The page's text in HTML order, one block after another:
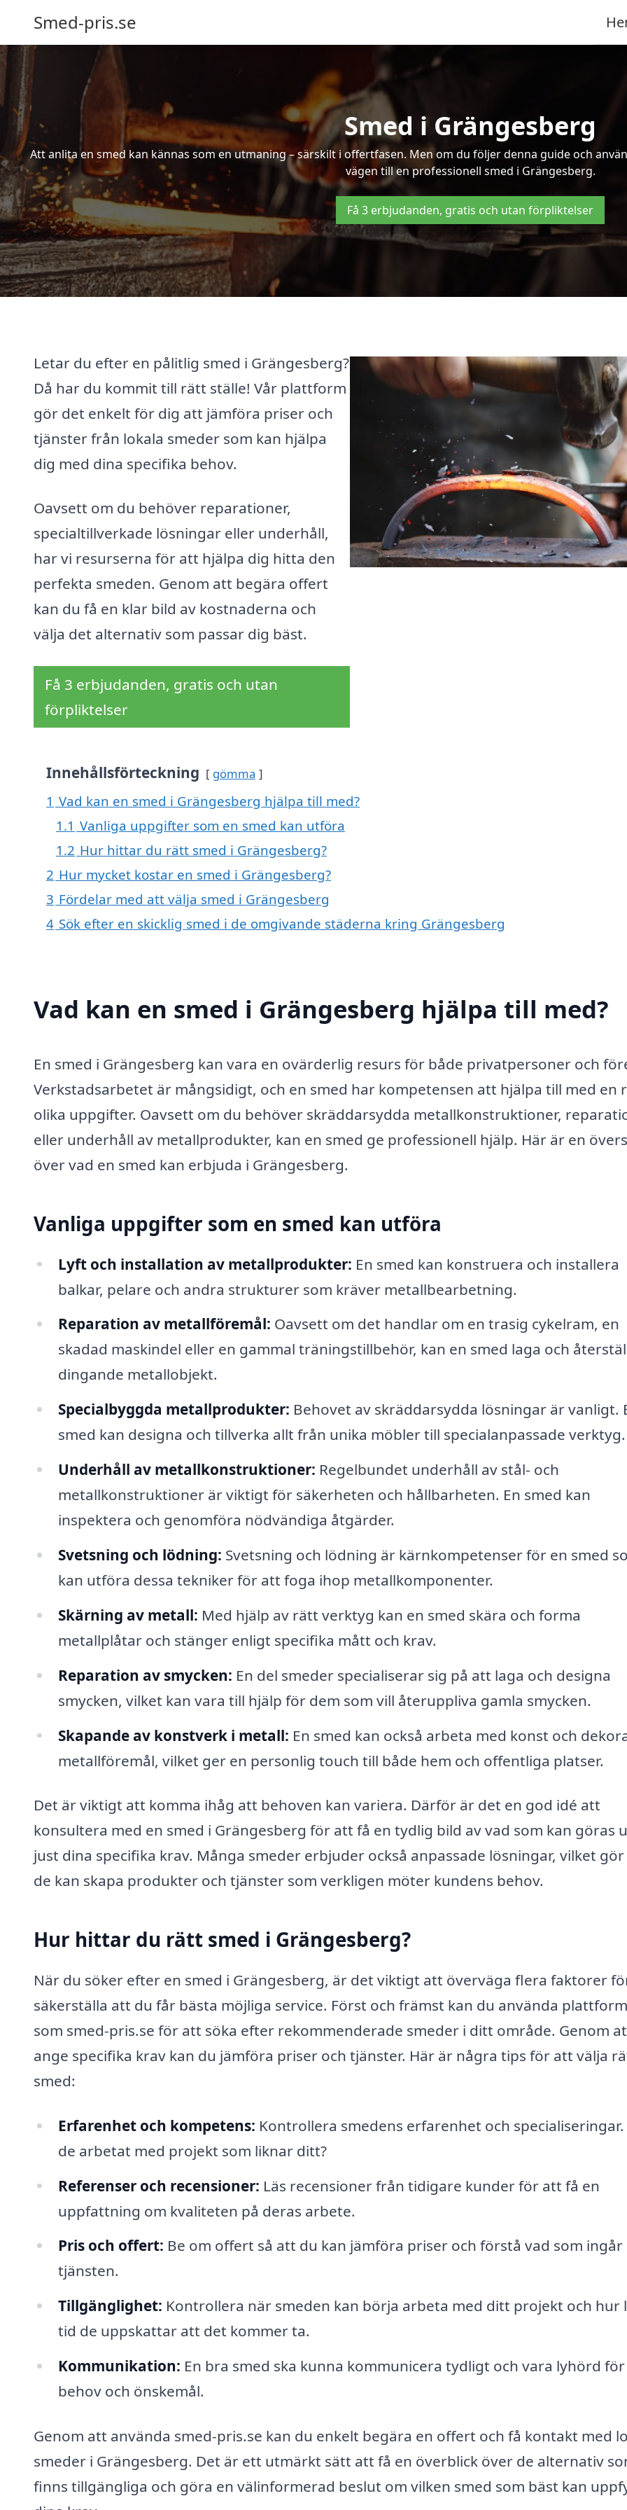
Smed-pris.se
Smed i Grängesberg
Att anlita en smed kan kännas som en utmaning – särskilt i offertfasen. Men om du följer denna guide och
vägen till en professionell smed i Grängesberg.
Få 3 erbjudanden, gratis och utan förpliktelser
Letar du efter en pålitlig smed i Grängesberg?
Då har du kommit till rätt ställe! Vår plattform
gör det enkelt för dig att jämföra priser och
tjänster från lokala smeder som kan hjälpa
dig med dina specifika behov.
Oavsett om du behöver reparationer,
specialtillverkade lösningar eller underhåll,
har vi resurserna för att hjälpa dig hitta den
perfekta smeden. Genom att begära offert
kan du få en klar bild av kostnaderna och
välja det alternativ som passar dig bäst.
Få 3 erbjudanden, gratis och utan
förpliktelser
Innehållsförteckning gömma
1 Vad kan en smed i Grängesberg hjälpa till med?
1.1 Vanliga uppgifter som en smed kan utföra
1.2 Hur hittar du rätt smed i Grängesberg?
2 Hur mycket kostar en smed i Grängesberg?
3 Fördelar med att välja smed i Grängesberg
4 Sök efter en skicklig smed i de omgivande städerna kring Grängesberg
Vad kan en smed i Grängesberg hjälpa till med?
En smed i Grängesberg kan vara en ovärderlig resurs för både privatpersoner och
Verkstadsarbetet är mångsidigt, och en smed har kompetensen att hjälpa till med en
olika uppgifter. Oavsett om du behöver skräddarsydda metallkonstruktioner,
eller underhåll av metallprodukter, kan en smed ge professionell hjälp. Här är en
över vad en smed kan erbjuda i Grängesberg.
Vanliga uppgifter som en smed kan utföra
Lyft och installation av metallprodukter: En smed kan konstruera och installera
balkar, pelare och andra strukturer som kräver metallbearbetning.
Reparation av metallföremål: Oavsett om det handlar om en trasig cykelram, en
skadad maskindel eller en gammal träningstillbehör, kan en smed laga och
dingande metallobjekt.
Specialbyggda metallprodukter: Behovet av skräddarsydda lösningar är vanligt.
smed kan designa och tillverka allt från unika möbler till specialanpassade verktyg.
Underhåll av metallkonstruktioner: Regelbundet underhåll av stål- och
metallkonstruktioner är viktigt för säkerheten och hållbarheten. En smed kan
inspektera och genomföra nödvändiga åtgärder.
Svetsning och lödning: Svetsning och lödning är kärnkompetenser för en smed
kan utföra dessa tekniker för att foga ihop metallkomponenter.
Skärning av metall: Med hjälp av rätt verktyg kan en smed skära och forma
metallplåtar och stänger enligt specifika mått och krav.
Reparation av smycken: En del smeder specialiserar sig på att laga och designa
smycken, vilket kan vara till hjälp för dem som vill återuppliva gamla smycken.
Skapande av konstverk i metall: En smed kan också arbeta med konst och
metallföremål, vilket ger en personlig touch till både hem och offentliga platser.
Det är viktigt att komma ihåg att behoven kan variera. Därför är det en god idé att
konsultera med en smed i Grängesberg för att få en tydlig bild av vad som kan göras
just dina specifika krav. Många smeder erbjuder också anpassade lösningar, vilket
de kan skapa produkter och tjänster som verkligen möter kundens behov.
Hur hittar du rätt smed i Grängesberg?
När du söker efter en smed i Grängesberg, är det viktigt att överväga flera faktorer
säkerställa att du får bästa möjliga service. Först och främst kan du använda
som smed-pris.se för att söka efter rekommenderade smeder i ditt område. Genom
ange specifika krav kan du jämföra priser och tjänster. Här är några tips för att välja
smed:
Erfarenhet och kompetens: Kontrollera smedens erfarenhet och
de arbetat med projekt som liknar ditt?
Referenser och recensioner: Läs recensioner från tidigare kunder för att få en
uppfattning om kvaliteten på deras arbete.
Pris och offert: Be om offert så att du kan jämföra priser och förstå vad som ingår
tjänsten.
Tillgänglighet: Kontrollera när smeden kan börja arbeta med ditt projekt och hur
tid de uppskattar att det kommer ta.
Kommunikation: En bra smed ska kunna kommunicera tydligt och vara lyhörd
behov och önskemål.
Genom att använda smed-pris.se kan du enkelt begära en offert och få kontakt med
smeder i Grängesberg. Det är ett utmärkt sätt att få en överblick över de alternativ
finns tillgängliga och göra en välinformerad beslut om vilken smed som bäst kan